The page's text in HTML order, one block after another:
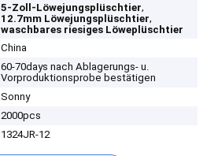
5-Zoll-Löwejungsplüschtier,
12.7mm Löwejungsplüschtier,
waschbares riesiges Löweplüschtier
China
60-70days nach Ablagerungs- u.
Vorproduktionsprobe bestätigen
Sonny
2000pcs
1324JR-12